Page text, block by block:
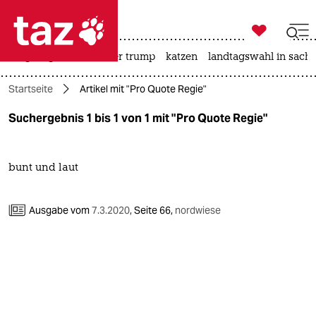
 taz zahl ich
taz zahl ich
themen
politik

taz zahl ich
usa unter trump katzen landtagswahl in
Startseite Artikel mit "Pro Quote Regie"
Suchergebnis 1 bis 1 von 1 mit "Pro Quote Regie"
bunt und laut
Ausgabe vom7.3.2020,Seite 66, nordwiese